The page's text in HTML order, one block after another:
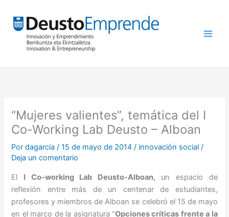
contenido
“Mujeres valientes”, temática del I
Co-Working Lab Deusto – Alboan
Pordagarcia/15 de mayo de 2014/ innovación social /
Deja un comentario
El I Co-working Lab Deusto-Alboan, un espacio de
reflexión entre más de un centenar de estudiantes,
profesores y miembros de Alboan se celebró el 15 de mayo
en el marco de la asignatura “Opciones críticas frente a la